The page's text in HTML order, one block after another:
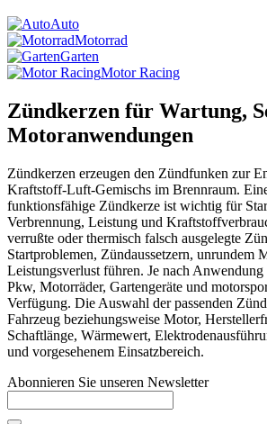
Auto
Motorrad
Garten
Motor Racing
Zündkerzen für Wartung,
Motoranwendungen
Zündkerzen erzeugen den Zündfunken zur
Kraftstoff-Luft-Gemischs im Brennraum.
funktionsfähige Zündkerze ist wichtig für
Verbrennung, Leistung und
verrußte oder thermisch falsch ausgelegte
Startproblemen, Zündaussetzern, unrundem
Leistungsverlust führen. Je nach
Pkw, Motorräder, Gartengeräte und
Verfügung. Die Auswahl der passenden
Fahrzeug beziehungsweise Motor,
Schaftlänge, Wärmewert,
und vorgesehenem Einsatzbereich.
Abonnieren Sie unseren Newsletter